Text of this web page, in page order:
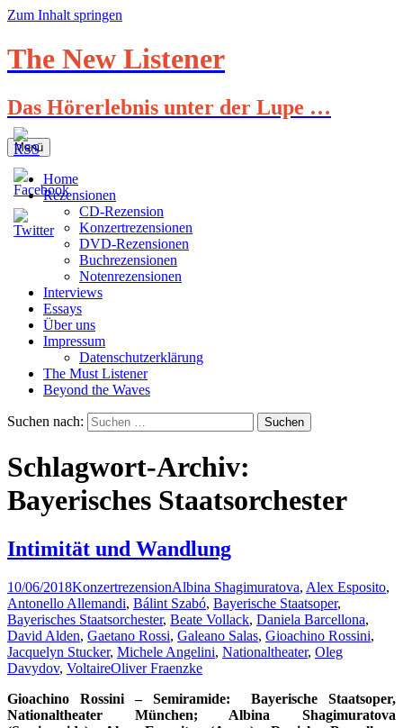
Zum Inhalt springen
The New Listener
Das Hörerlebnis unter der Lupe …
Menü
Home
Rezensionen
CD-Rezension
Konzertrezensionen
DVD-Rezensionen
Buchrezensionen
Notenrezensionen
Interviews
Essays
Über uns
Impressum
Datenschutzerklärung
The Must Listener
Beyond the Waves
Suchen nach:
Schlagwort-Archiv:
Bayerisches Staatsorchester
Intimität und Wandlung
10/06/2018KonzertrezensionAlbina Shagimuratova, Alex Esposito,
Antonello Allemandi, Bálint Szabó, Bayerische Staatsoper,
Bayerisches Staatsorchester, Beate Vollack, Daniela Barcellona,
David Alden, Gaetano Rossi, Galeano Salas, Gioachino Rossini,
Jacquelyn Stucker, Michele Angelini, Nationaltheater, Oleg
Davydov, VoltaireOliver Fraenzke
Gioachino Rossini – Semiramide: Bayerische Staatsoper,
Nationaltheater München; Albina Shagimuratova